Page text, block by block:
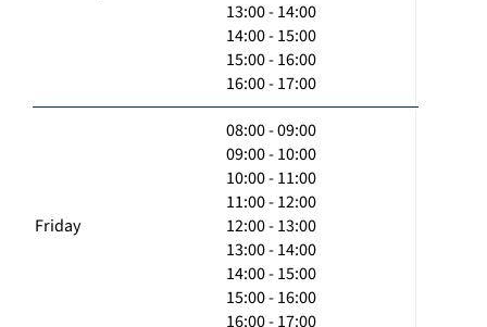
13:00 - 14:00
14:00 - 15:00
15:00 - 16:00
16:00 - 17:00
Friday
08:00 - 09:00
09:00 - 10:00
10:00 - 11:00
11:00 - 12:00
12:00 - 13:00
13:00 - 14:00
14:00 - 15:00
15:00 - 16:00
16:00 - 17:00